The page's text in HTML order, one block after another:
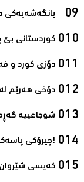
بانگەشەیەکی
کوردستانی بێ
دۆزی کورد و
دۆخی هەرێم
شوجاعییە
!چیرۆکی
کەیسی شێروان